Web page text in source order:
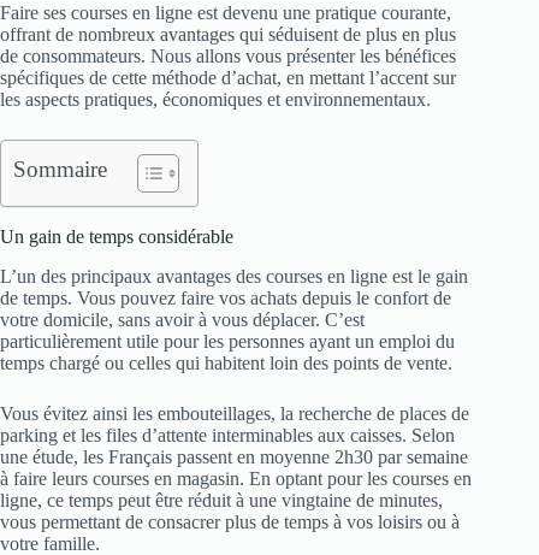
Faire ses courses en ligne est devenu une pratique courante,
offrant de nombreux avantages qui séduisent de plus en plus
de consommateurs. Nous allons vous présenter les bénéfices
spécifiques de cette méthode d’achat, en mettant l’accent sur
les aspects pratiques, économiques et environnementaux.
Sommaire
Un gain de temps considérable
L’un des principaux avantages des courses en ligne est le gain
de temps. Vous pouvez faire vos achats depuis le confort de
votre domicile, sans avoir à vous déplacer. C’est
particulièrement utile pour les personnes ayant un emploi du
temps chargé ou celles qui habitent loin des points de vente.
Vous évitez ainsi les embouteillages, la recherche de places de
parking et les files d’attente interminables aux caisses. Selon
une étude, les Français passent en moyenne 2h30 par semaine
à faire leurs courses en magasin. En optant pour les courses en
ligne, ce temps peut être réduit à une vingtaine de minutes,
vous permettant de consacrer plus de temps à vos loisirs ou à
votre famille.